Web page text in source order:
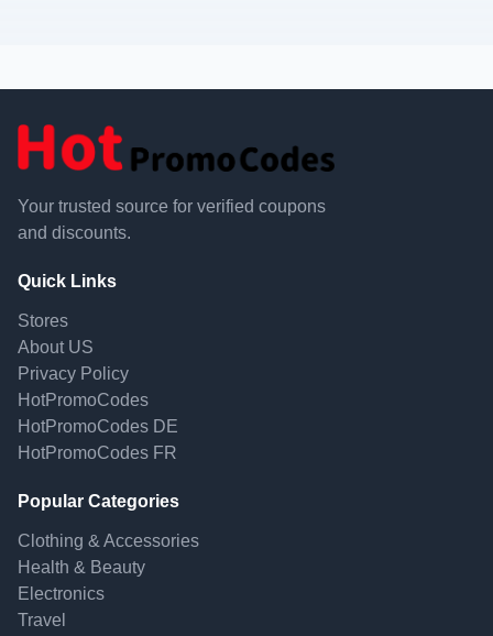
Your trusted source for verified coupons
and discounts.
Quick Links
Stores
About US
Privacy Policy
HotPromoCodes
HotPromoCodes DE
HotPromoCodes FR
Popular Categories
Clothing & Accessories
Health & Beauty
Electronics
Travel